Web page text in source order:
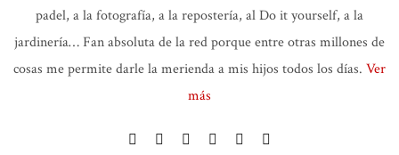
padel, a la fotografía, a la repostería, al Do it yourself, a la
jardinería… Fan absoluta de la red porque entre otras millones de
cosas me permite darle la merienda a mis hijos todos los días. Ver
más